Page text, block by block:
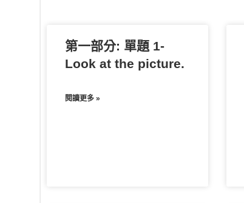
k
第一部分: 單題 1-
Look at the picture.
閱讀更多 »